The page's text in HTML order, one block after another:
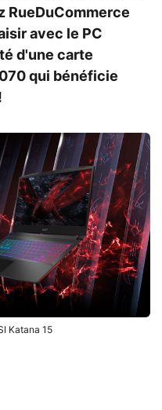
RueDuCommerce
avec le PC
d'une carte
qui bénéficie
Katana 15